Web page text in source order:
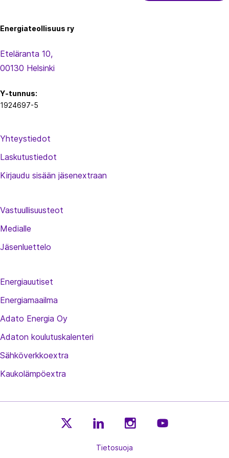
Energiateollisuus ry
Eteläranta 10,
00130 Helsinki
Y-tunnus:
1924697-5
Yhteystiedot
Laskutustiedot
Kirjaudu sisään jäsenextraan
Vastuullisuusteot
Medialle
Jäsenluettelo
Energiauutiset
Energiamaailma
Adato Energia Oy
Adaton koulutuskalenteri
Sähköverkkoextra
Kaukolämpöextra
n
Tietosuoja